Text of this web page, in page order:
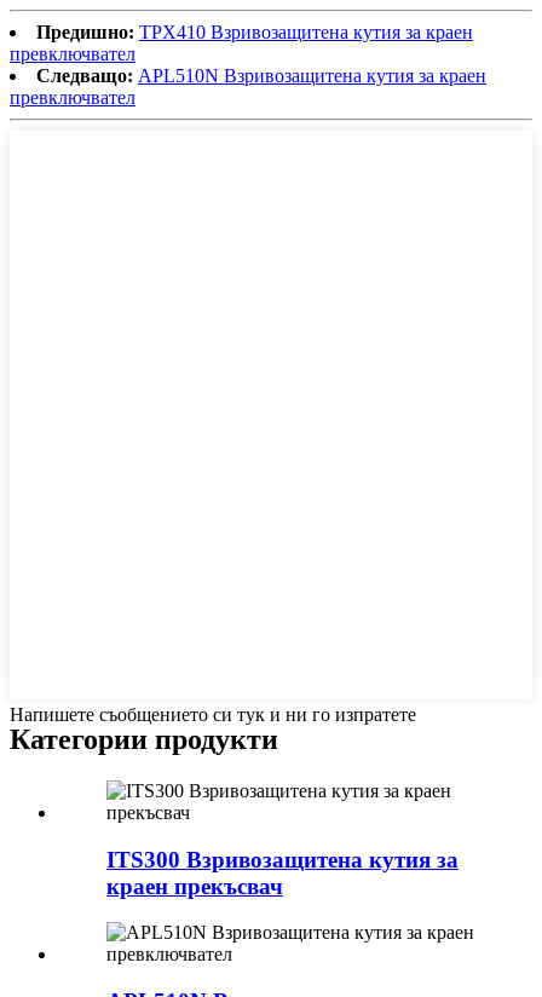
Предишно: TPX410 Взривозащитена кутия за краен
превключвател
Следващо: APL510N Взривозащитена кутия за краен
превключвател
Напишете съобщението си тук и ни го изпратете
Категории продукти
ITS300 Взривозащитена кутия за
краен прекъсвач